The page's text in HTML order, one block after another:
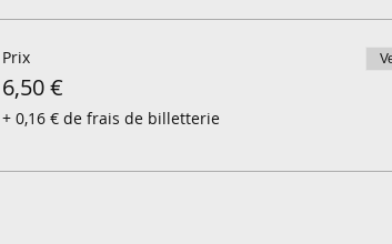
Prix
6,50 €
+ 0,16 € de frais de billetterie